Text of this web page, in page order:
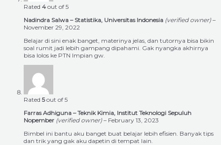
Rated 4 out of 5
Nadindra Salwa – Statistika, Universitas Indonesia (verified owner) –
November 29, 2022
Belajar di sini enak banget, materinya jelas, dan tutornya bisa bikin
soal rumit jadi lebih gampang dipahami. Gak nyangka akhirnya
bisa lolos ke PTN Impian gw.
Rated 5out of 5
Farras Adhiguna – Teknik Kimia, Institut Teknologi Sepuluh
Nopember (verified owner) – February 13, 2023
Bimbel ini bantu aku banget buat belajar lebih efisien. Banyak tips
dan trik yang gak aku dapetin di tempat lain.